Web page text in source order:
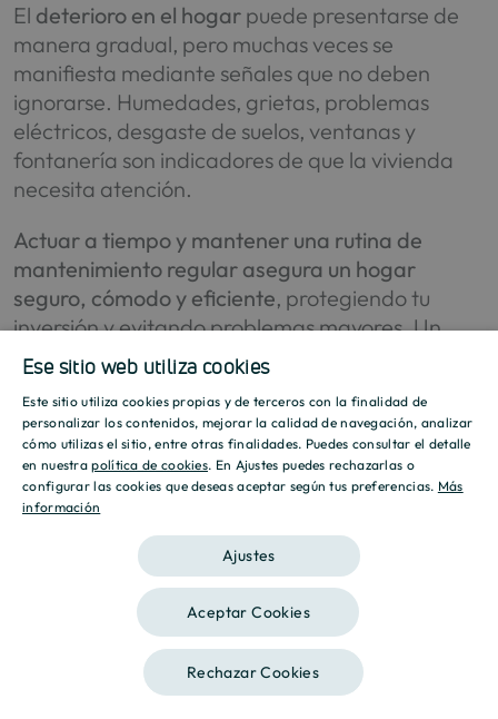
El deterioro en el hogarpuede presentarse de
manera gradual, pero muchas veces se
manifiesta mediante señales que no deben
ignorarse. Humedades, grietas, problemas
eléctricos, desgaste de suelos, ventanas y
fontanería son indicadores de que la vivienda
necesita atención.
Actuar a tiempo y mantener una rutina de
mantenimiento regular asegura un hogar
seguro, cómodo y eficiente, protegiendo tu
inversión y evitando problemas mayores. Un
mantenimiento consciente es clave para
disfrutar de todos sus espacios con tranquilidad.
Si quieres profundizar en cómo mantener tu
vivienda en perfecto estado y aprender
estrategias prácticas de mantenimiento, en
ponemos a tu disposición una guía
Consulta la Guía de mantenimiento óptimo
del hogar de Culmia
SPANISH
ENGLISH
Ese sitio web utiliza cookies
Este sitio utiliza cookies propias y de terceros con la finalidad de
personalizar los contenidos, mejorar la calidad de navegación, analizar
cómo utilizas el sitio, entre otras finalidades. Puedes consultar el detalle
en nuestrapolítica de cookies. En Ajustes puedes rechazarlas o
configurar las cookies que deseas aceptar según tus preferencias. Más
información
Ajustes
Aceptar Cookies
Rechazar Cookies